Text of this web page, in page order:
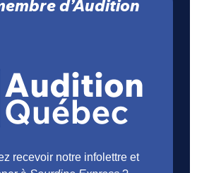
d’Audition
recevoir notre infolettre et